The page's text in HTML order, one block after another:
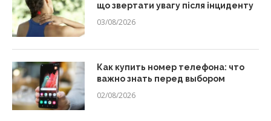
що звертати увагу після інциденту
03/08/2026
Как купить номер телефона: что
важно знать перед выбором
02/08/2026